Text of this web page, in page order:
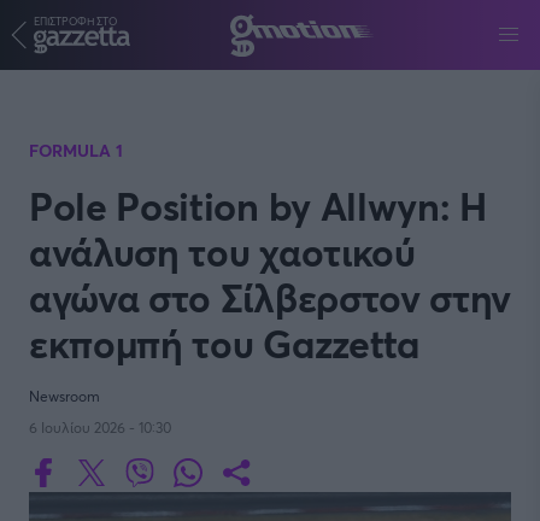
ΕΠΙΣΤΡΟΦΗ ΣΤΟ
FORMULA 1
Pole Position by Allwyn: Η
ανάλυση του χαοτικού
αγώνα στο Σίλβερστον στην
εκπομπή του Gazzetta
Newsroom
6 Ιουλίου 2026 - 10:30